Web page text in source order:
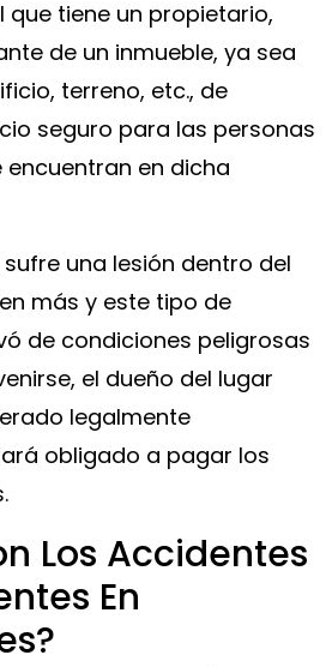
que tiene un propietario,
de un inmueble, ya sea
terreno, etc., de
seguro para las personas
encuentran en dicha
una lesión dentro del
más y este tipo de
de condiciones peligrosas
el dueño del lugar
legalmente
obligado a pagar los
Los Accidentes
En